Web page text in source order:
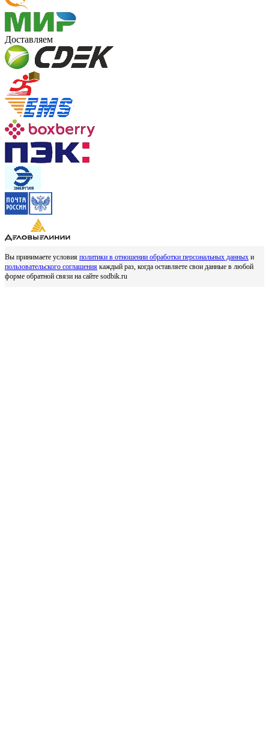
Доставляем
Вы принимаете условия политики в отношении обработки персональных данных и
пользовательского соглашения каждый раз, когда оставляете свои данные в любой
форме обратной связи на сайте sodbik.ru